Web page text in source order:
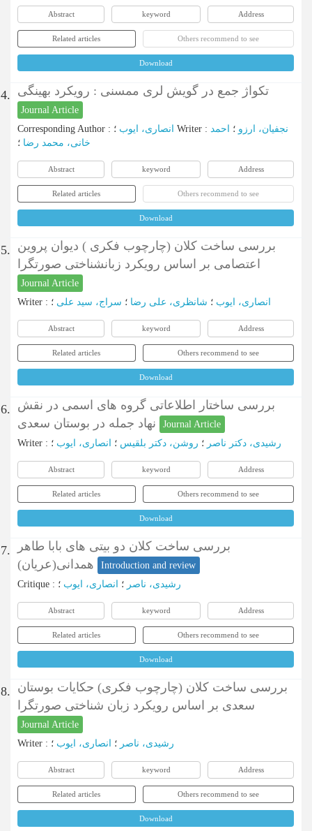
Abstract keyword Address
Related articles Others recommend to see
Download
4. تکواژ جمع در گویش لری ممسنی : رویکرد بهینگی
Journal Article
Corresponding Author : انصاری، ایوب Writer : نجفیان، ارزو ؛
احمد
خانی، محمد رضا ؛
Abstract keyword Address
Related articles Others recommend to see
Download
5. بررسی ساخت کلان (چارچوب فکری ) دیوان پروین
اعتصامی بر اساس رویکرد زبانشناختی صورتگرا
Journal Article
Writer : انصاری، ایوب ؛ شانظری، علی رضا ؛ سراج، سید علی ؛
Abstract keyword Address
Related articles Others recommend to see
Download
6. بررسی ساختار اطلاعاتی گروه های اسمی در نقش
Journal Article
Writer : رشیدی، دکتر ناصر ؛ روشن، دکتر بلقیس ؛ انصاری، ایوب ؛
Abstract keyword Address
Related articles Others recommend to see
Download
7.
بررسی ساخت کلان دو بیتی های بابا طاهر
Introduction and review
Critique : رشیدی، ناصر ؛ انصاری، ایوب ؛
Abstract keyword Address
Related articles Others recommend to see
Download
8. بررسی ساخت کلان (چارچوب فکری) حکایات بوستان
سعدی بر اساس رویکرد زبان شناختی صورتگرا
Journal Article
Writer : رشیدی، ناصر ؛ انصاری، ایوب ؛
Abstract keyword Address
Related articles Others recommend to see
Download